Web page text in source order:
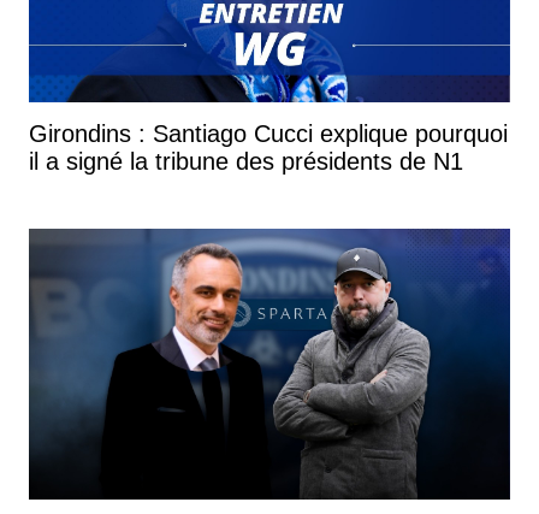
Girondins : Santiago Cucci explique pourquoi
il a signé la tribune des présidents de N1